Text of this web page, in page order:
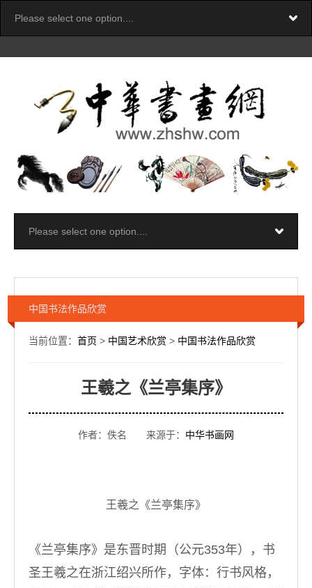
中国书法作品欣赏
当前位置： 首页 > 中国艺术欣赏 > 中国书法作品欣赏
王羲之《兰亭集序》
作者：佚名 来源于： 中华书画网
王羲之《兰亭集序》
《兰亭集序》是东晋时期（公元353年），书
圣王羲之在浙江绍兴所作，字体：行书风格，